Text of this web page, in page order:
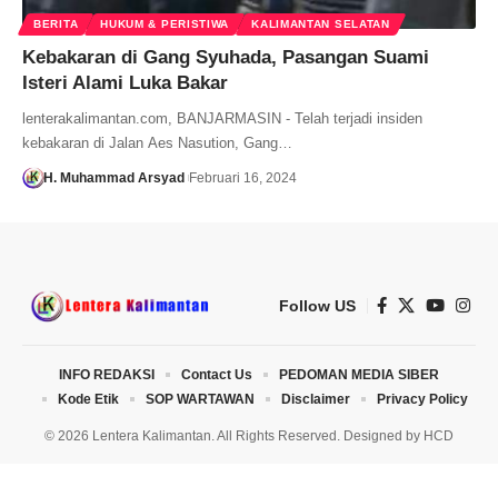
BERITA HUKUM & PERISTIWA KALIMANTAN SELATAN
Kebakaran di Gang Syuhada, Pasangan Suami
Isteri Alami Luka Bakar
lenterakalimantan.com, BANJARMASIN - Telah terjadi insiden
kebakaran di Jalan Aes Nasution, Gang…
H. Muhammad Arsyad Februari 16, 2024
Follow US
© 2026 Lentera Kalimantan. All Rights Reserved. Designed by HCD
INFO REDAKSI Contact Us
PEDOMAN MEDIA SIBER
Kode Etik
SOP WARTAWAN Disclaimer Privacy Policy